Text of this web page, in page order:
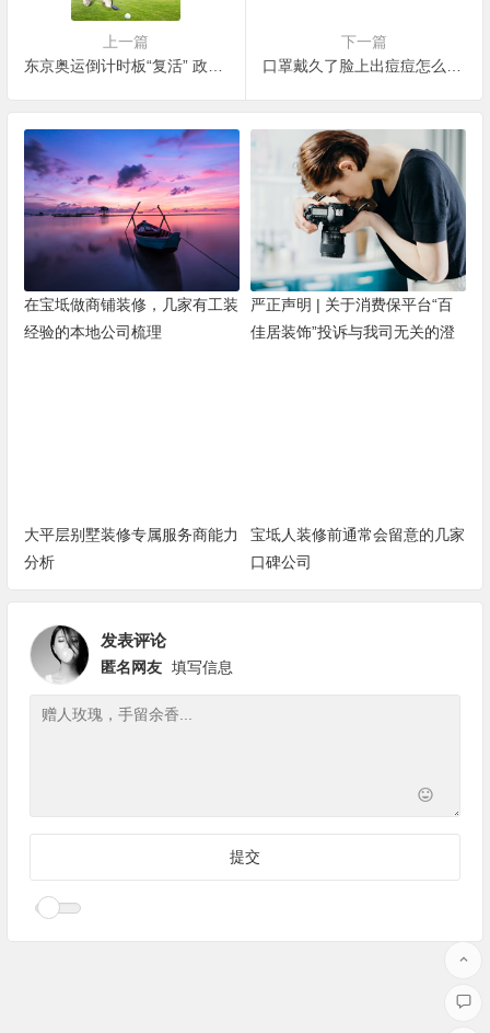
上一篇
下一篇
在宝坻做商铺装修，几家有工装
经验的本地公司梳理
严正声明 | 关于消费保平台“百
佳居装饰”投诉与我司无关的澄
大平层别墅装修专属服务商能力
分析
宝坻人装修前通常会留意的几家
口碑公司
发表评论
匿名网友 填写信息